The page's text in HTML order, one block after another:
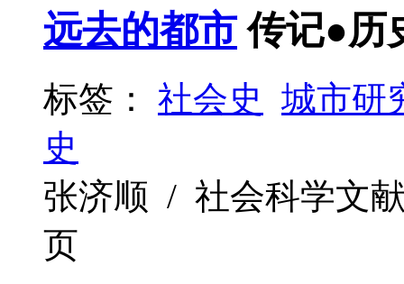
远去的都市 传记●历
标签： 社会史
城市研
史
张济顺 / 社会科学文
页